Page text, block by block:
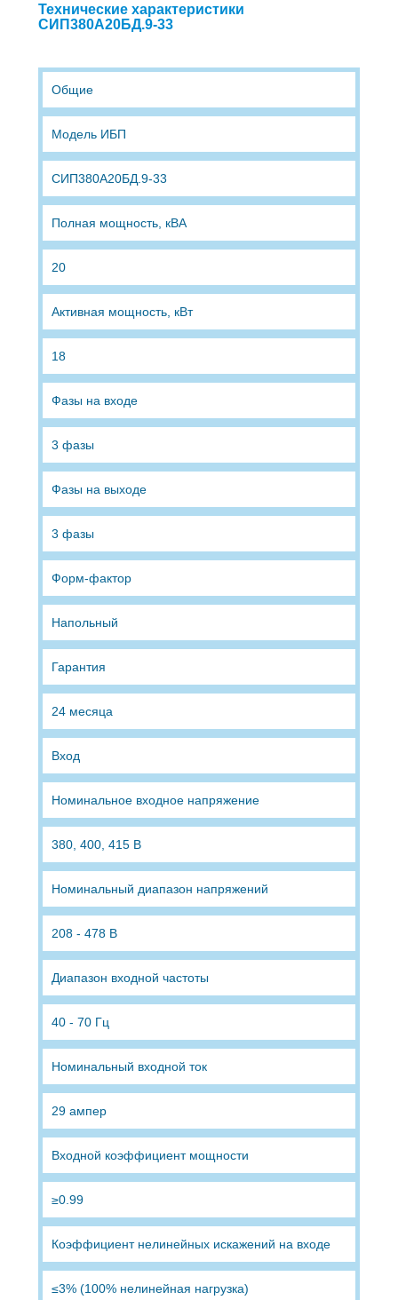
Технические характеристики
СИП380А20БД.9-33
Общие
Модель ИБП
СИП380А20БД.9-33
Полная мощность, кВА
20
Активная мощность, кВт
18
Фазы на входе
3 фазы
Фазы на выходе
3 фазы
Форм-фактор
Напольный
Гарантия
24 месяца
Вход
Номинальное входное напряжение
380, 400, 415 В
Номинальный диапазон напряжений
208 - 478 В
Диапазон входной частоты
40 - 70 Гц
Номинальный входной ток
29 ампер
Входной коэффициент мощности
≥0.99
Коэффициент нелинейных искажений на входе
≤3% (100% нелинейная нагрузка)